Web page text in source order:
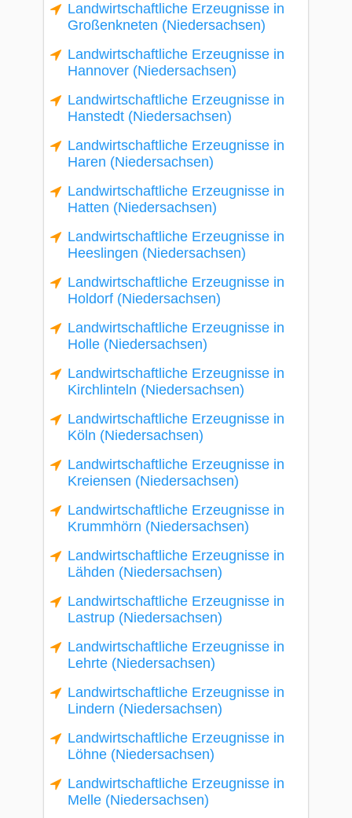
Landwirtschaftliche Erzeugnisse in
Großenkneten (Niedersachsen)
Landwirtschaftliche Erzeugnisse in
Hannover (Niedersachsen)
Landwirtschaftliche Erzeugnisse in
Hanstedt (Niedersachsen)
Landwirtschaftliche Erzeugnisse in
Haren (Niedersachsen)
Landwirtschaftliche Erzeugnisse in
Hatten (Niedersachsen)
Landwirtschaftliche Erzeugnisse in
Heeslingen (Niedersachsen)
Landwirtschaftliche Erzeugnisse in
Holdorf (Niedersachsen)
Landwirtschaftliche Erzeugnisse in
Holle (Niedersachsen)
Landwirtschaftliche Erzeugnisse in
Kirchlinteln (Niedersachsen)
Landwirtschaftliche Erzeugnisse in
Köln (Niedersachsen)
Landwirtschaftliche Erzeugnisse in
Kreiensen (Niedersachsen)
Landwirtschaftliche Erzeugnisse in
Krummhörn (Niedersachsen)
Landwirtschaftliche Erzeugnisse in
Lähden (Niedersachsen)
Landwirtschaftliche Erzeugnisse in
Lastrup (Niedersachsen)
Landwirtschaftliche Erzeugnisse in
Lehrte (Niedersachsen)
Landwirtschaftliche Erzeugnisse in
Lindern (Niedersachsen)
Landwirtschaftliche Erzeugnisse in
Löhne (Niedersachsen)
Landwirtschaftliche Erzeugnisse in
Melle (Niedersachsen)